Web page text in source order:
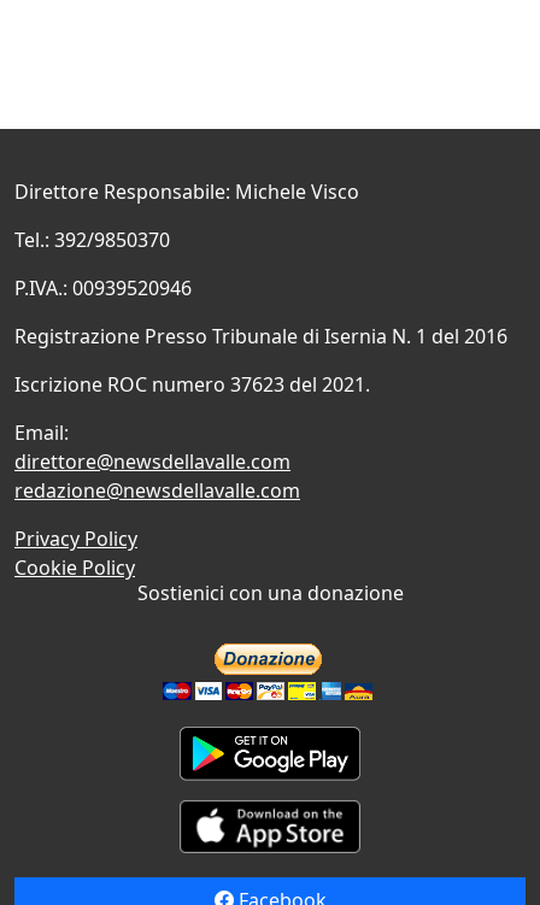
Direttore Responsabile: Michele Visco
Tel.: 392/9850370
P.IVA.: 00939520946
Registrazione Presso Tribunale di Isernia N. 1 del 2016
Iscrizione ROC numero 37623 del 2021.
Email:
direttore@newsdellavalle.com
redazione@newsdellavalle.com
Privacy Policy
Cookie Policy
Sostienici con una donazione